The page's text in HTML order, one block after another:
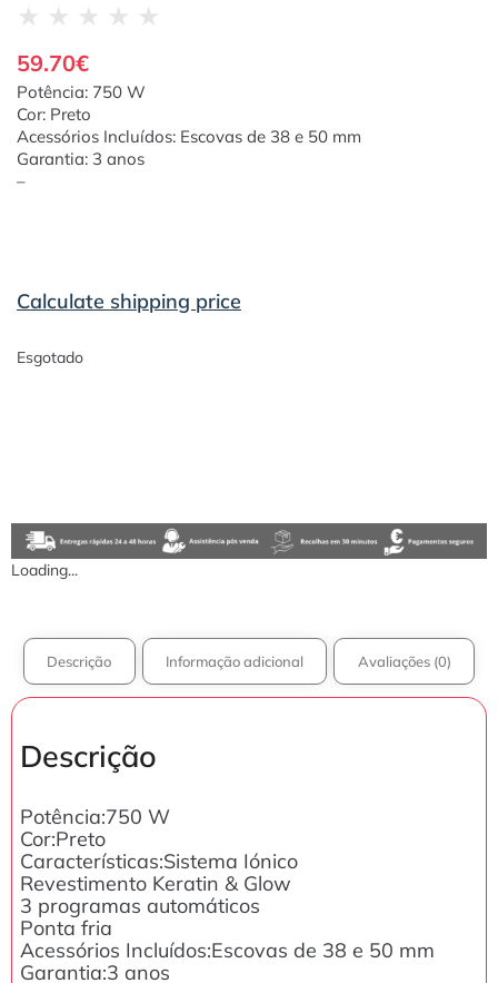
★ ★ ★ ★ ★
59.70€
Potência: 750 W
Cor: Preto
Acessórios Incluídos: Escovas de 38 e 50 mm
Garantia: 3 anos
–
Calculate shipping price
Esgotado
Loading...
Descrição Informação adicional Avaliações (0)
Descrição
Potência:750 W
Cor:Preto
Características:Sistema Iónico
Revestimento Keratin & Glow
3 programas automáticos
Ponta fria
Acessórios Incluídos:Escovas de 38 e 50 mm
Garantia:3 anos